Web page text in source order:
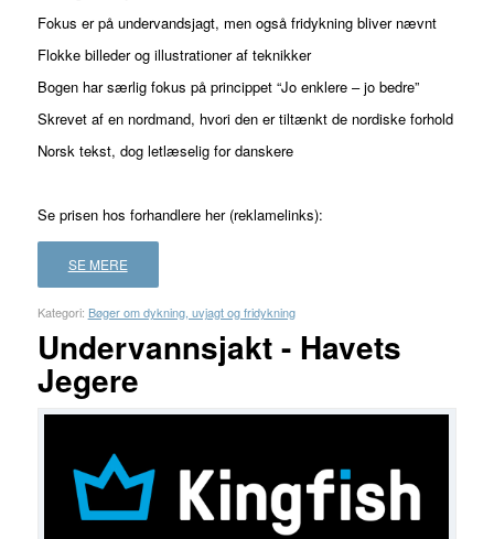
Fokus er på undervandsjagt, men også fridykning bliver nævnt
Flokke billeder og illustrationer af teknikker
Bogen har særlig fokus på princippet “Jo enklere – jo bedre”
Skrevet af en nordmand, hvori den er tiltænkt de nordiske forhold
Norsk tekst, dog letlæselig for danskere
Se prisen hos forhandlere her (reklamelinks):
SE MERE
Kategori: Bøger om dykning, uvjagt og fridykning
Undervannsjakt - Havets
Jegere